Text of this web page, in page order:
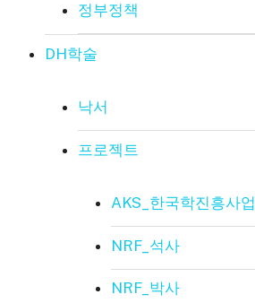
정부정책
DH학술
낙서
프로젝트
AKS_한국학진흥사업
NRF_석사
NRF_박사